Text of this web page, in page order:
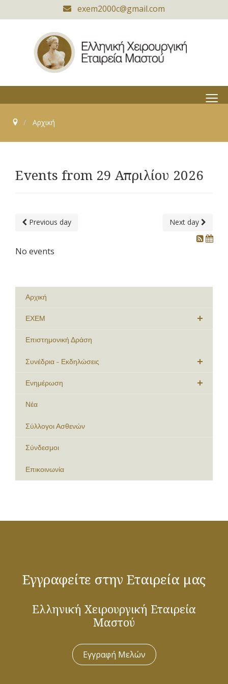
exem2000c@gmail.com
≡
Αρχική
Events from 29 Απριλίου 2026
Previous day Next day
No events
Αρχική
ΕΧΕΜ
Επιστημονική Δράση
Συνέδρια - Εκδηλώσεις
Ενημέρωση
Νέα
Σύλλογοι Ασθενών
Σύνδεσμοι
Επικοινωνία
Εγγραφείτε στην Εταιρεία μας
Ελληνική Χειρουργική Εταιρεία
Μαστού
Εγγραφή Μελών